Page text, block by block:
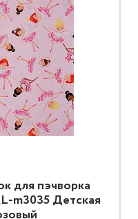
для пэчворка
m3035 Детская